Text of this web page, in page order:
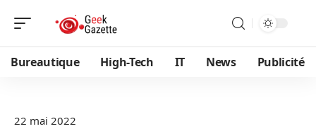
Bureautique High-Tech IT News Publicité
22 mai 2022